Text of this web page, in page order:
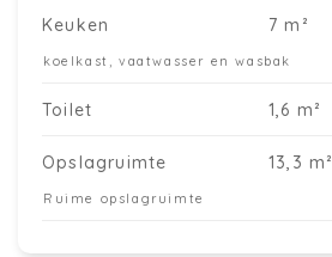
Keuken 7 m²
koelkast, vaatwasser en wasbak
Toilet 1,6 m²
Opslagruimte 13,3 m²
Ruime opslagruimte